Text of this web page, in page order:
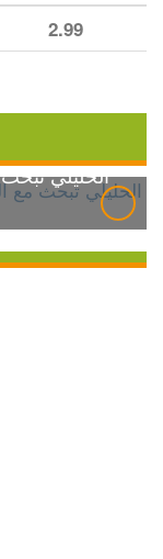
2.99
الخليلي